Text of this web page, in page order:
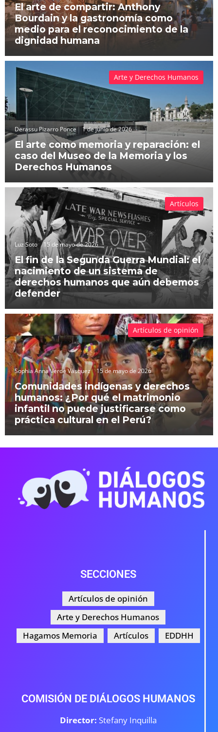
El arte de compartir: Anthony
Bourdain y la gastronomía como
medio para el reconocimiento de la
dignidad humana
Derassu Pizarro Ponce 1 de junio de 2026
El arte como memoria y reparación: el
caso del Museo de la Memoria y los
Derechos Humanos
Arte y Derechos Humanos
Luz Soto 15 de mayo de 2026
El fin de la Segunda Guerra Mundial: el
nacimiento de un sistema de
derechos humanos que aún debemos
defender
Artículos
Sophia Anna Verde Vásquez 15 de mayo de 2026
Comunidades indígenas y derechos
humanos: ¿Por qué el matrimonio
infantil no puede justificarse como
práctica cultural en el Perú?
Artículos de opinión
SECCIONES
Artículos de opinión
Arte y Derechos Humanos
Hagamos Memoria
Artículos EDDHH
COMISIÓN DE DIÁLOGOS HUMANOS
Director: Stefany Inquilla